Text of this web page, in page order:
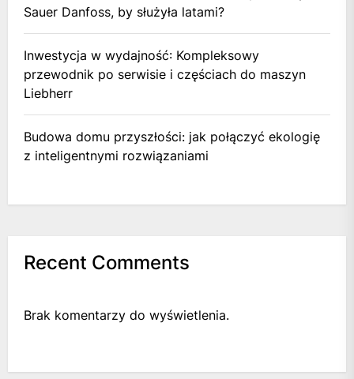
Sauer Danfoss, by służyła latami?
Inwestycja w wydajność: Kompleksowy
przewodnik po serwisie i częściach do maszyn
Liebherr
Budowa domu przyszłości: jak połączyć ekologię
z inteligentnymi rozwiązaniami
Recent Comments
Brak komentarzy do wyświetlenia.